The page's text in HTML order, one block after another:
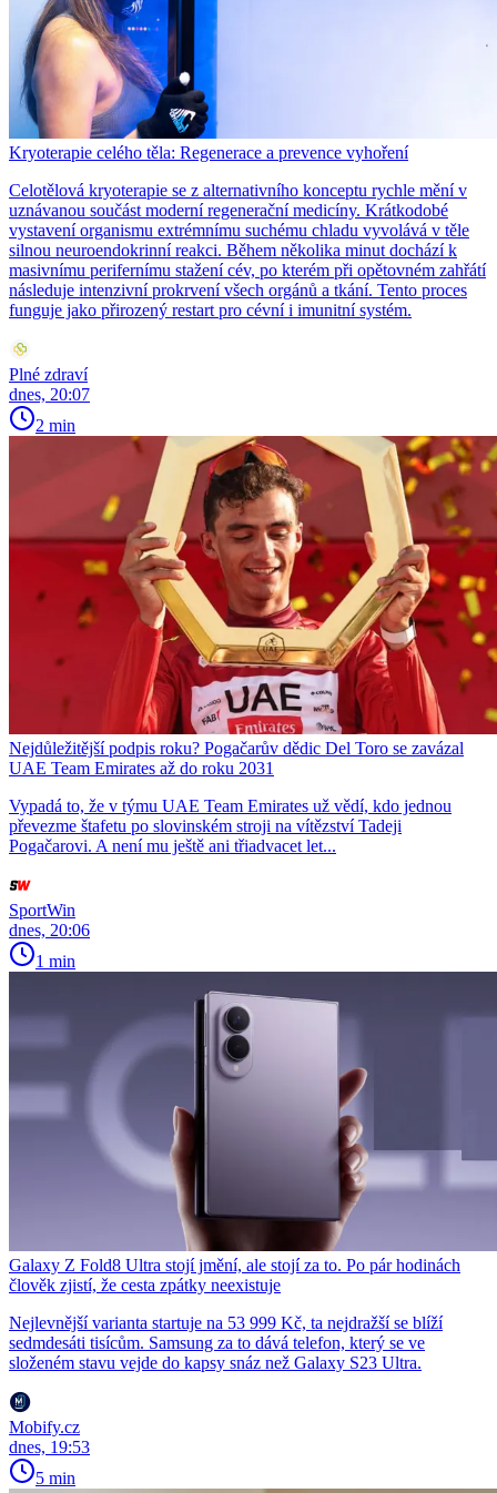
Kryoterapie celého těla: Regenerace a prevence vyhoření
Celotělová kryoterapie se z alternativního konceptu rychle mění v
uznávanou součást moderní regenerační medicíny. Krátkodobé
vystavení organismu extrémnímu suchému chladu vyvolává v těle
silnou neuroendokrinní reakci. Během několika minut dochází k
masivnímu perifernímu stažení cév, po kterém při opětovném zahřátí
následuje intenzivní prokrvení všech orgánů a tkání. Tento proces
funguje jako přirozený restart pro cévní i imunitní systém.
Plné zdraví
dnes, 20:07
2 min
Nejdůležitější podpis roku? Pogačarův dědic Del Toro se zavázal
UAE Team Emirates až do roku 2031
Vypadá to, že v týmu UAE Team Emirates už vědí, kdo jednou
převezme štafetu po slovinském stroji na vítězství Tadeji
Pogačarovi. A není mu ještě ani třiadvacet let...
SportWin
dnes, 20:06
1 min
Galaxy Z Fold8 Ultra stojí jmění, ale stojí za to. Po pár hodinách
člověk zjistí, že cesta zpátky neexistuje
Nejlevnější varianta startuje na 53 999 Kč, ta nejdražší se blíží
sedmdesáti tisícům. Samsung za to dává telefon, který se ve
složeném stavu vejde do kapsy snáz než Galaxy S23 Ultra.
Mobify.cz
dnes, 19:53
5 min